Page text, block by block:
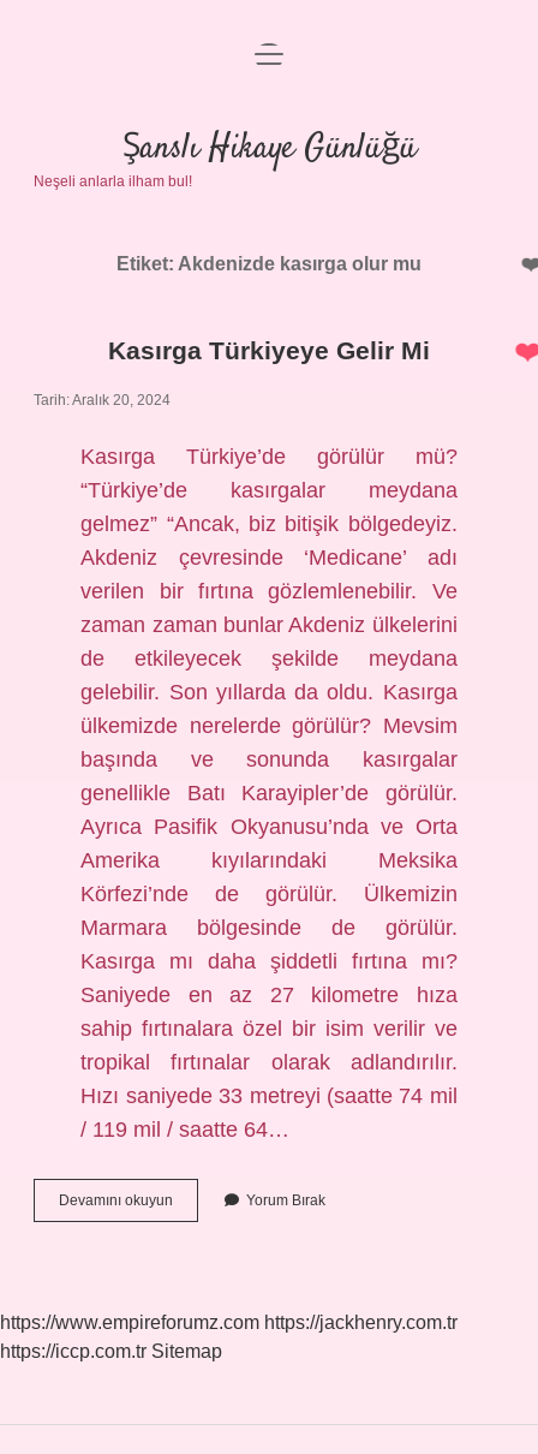
Anasayfa
Gizlilik Politikası
menüyü
Şanslı Hikaye Günlüğü
Neşeli anlarla ilham bul!
Etiket: Akdenizde kasırga olur mu
Kasırga Türkiyeye Gelir Mi
Tarih: Aralık 20, 2024
Kasırga Türkiye’de görülür mü?
“Türkiye’de kasırgalar meydana
gelmez” “Ancak, biz bitişik bölgedeyiz.
Akdeniz çevresinde ‘Medicane’ adı
verilen bir fırtına gözlemlenebilir. Ve
zaman zaman bunlar Akdeniz ülkelerini
de etkileyecek şekilde meydana
gelebilir. Son yıllarda da oldu. Kasırga
ülkemizde nerelerde görülür? Mevsim
başında ve sonunda kasırgalar
genellikle Batı Karayipler’de görülür.
Ayrıca Pasifik Okyanusu’nda ve Orta
Amerika kıyılarındaki Meksika
Körfezi’nde de görülür. Ülkemizin
Marmara bölgesinde de görülür.
Kasırga mı daha şiddetli fırtına mı?
Saniyede en az 27 kilometre hıza
sahip fırtınalara özel bir isim verilir ve
tropikal fırtınalar olarak adlandırılır.
Hızı saniyede 33 metreyi (saatte 74 mil
/ 119 mil / saatte 64…
Devamını okuyun
Türkiyeye
Yorum Bırak
https://www.empireforumz.com https://jackhenry.com.tr
https://iccp.com.tr Sitemap